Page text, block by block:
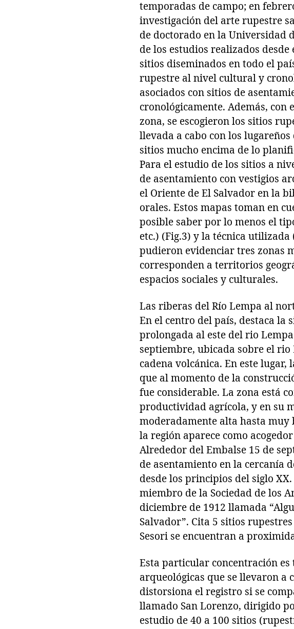
temporadas de campo; en
investigación del arte rupestre
de doctorado en la Universidad
de los estudios realizados
sitios diseminados en todo el
rupestre al nivel cultural y
asociados con sitios de
cronológicamente. Además,
zona, se escogieron los sitios
llevada a cabo con los
sitios mucho encima de lo
Para el estudio de los sitios a
de asentamiento con vestigios
el Oriente de El Salvador en la
orales. Estos mapas toman en
posible saber por lo menos el
etc.) (Fig.3) y la técnica utilizada
pudieron evidenciar tres zonas
corresponden a territorios
espacios sociales y culturales.
Las riberas del Río Lempa al
En el centro del país, destaca la
prolongada al este del rio
septiembre, ubicada sobre el rio
cadena volcánica. En este
que al momento de la
fue considerable. La zona está
productividad agrícola, y en su
moderadamente alta hasta muy
la región aparece como
Alrededor del Embalse 15 de
de asentamiento en la cercanía
desde los principios del siglo
miembro de la Sociedad de los
diciembre de 1912 llamada
Salvador”. Cita 5 sitios
Sesori se encuentran a
Esta particular concentración
arqueológicas que se llevaron a
distorsiona el registro si se
llamado San Lorenzo, dirigido
estudio de 40 a 100 sitios